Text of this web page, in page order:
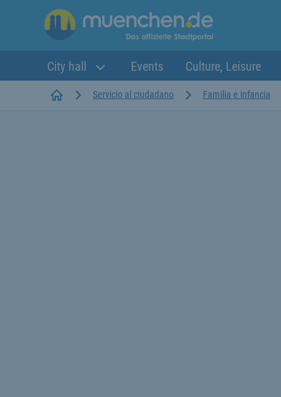
City hall Events Culture, Leisure
StartseiteServicio al ciudadano Familia e infancia